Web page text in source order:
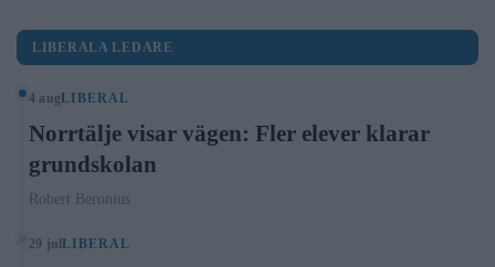
LIBERALA LEDARE
4 augLIBERAL
Norrtälje visar vägen: Fler elever klarar
grundskolan
Robert Beronius
29 julLIBERAL